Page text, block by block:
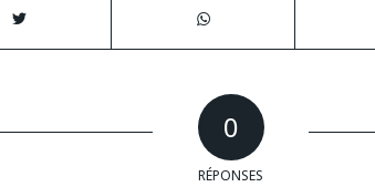
0
RÉPONSES